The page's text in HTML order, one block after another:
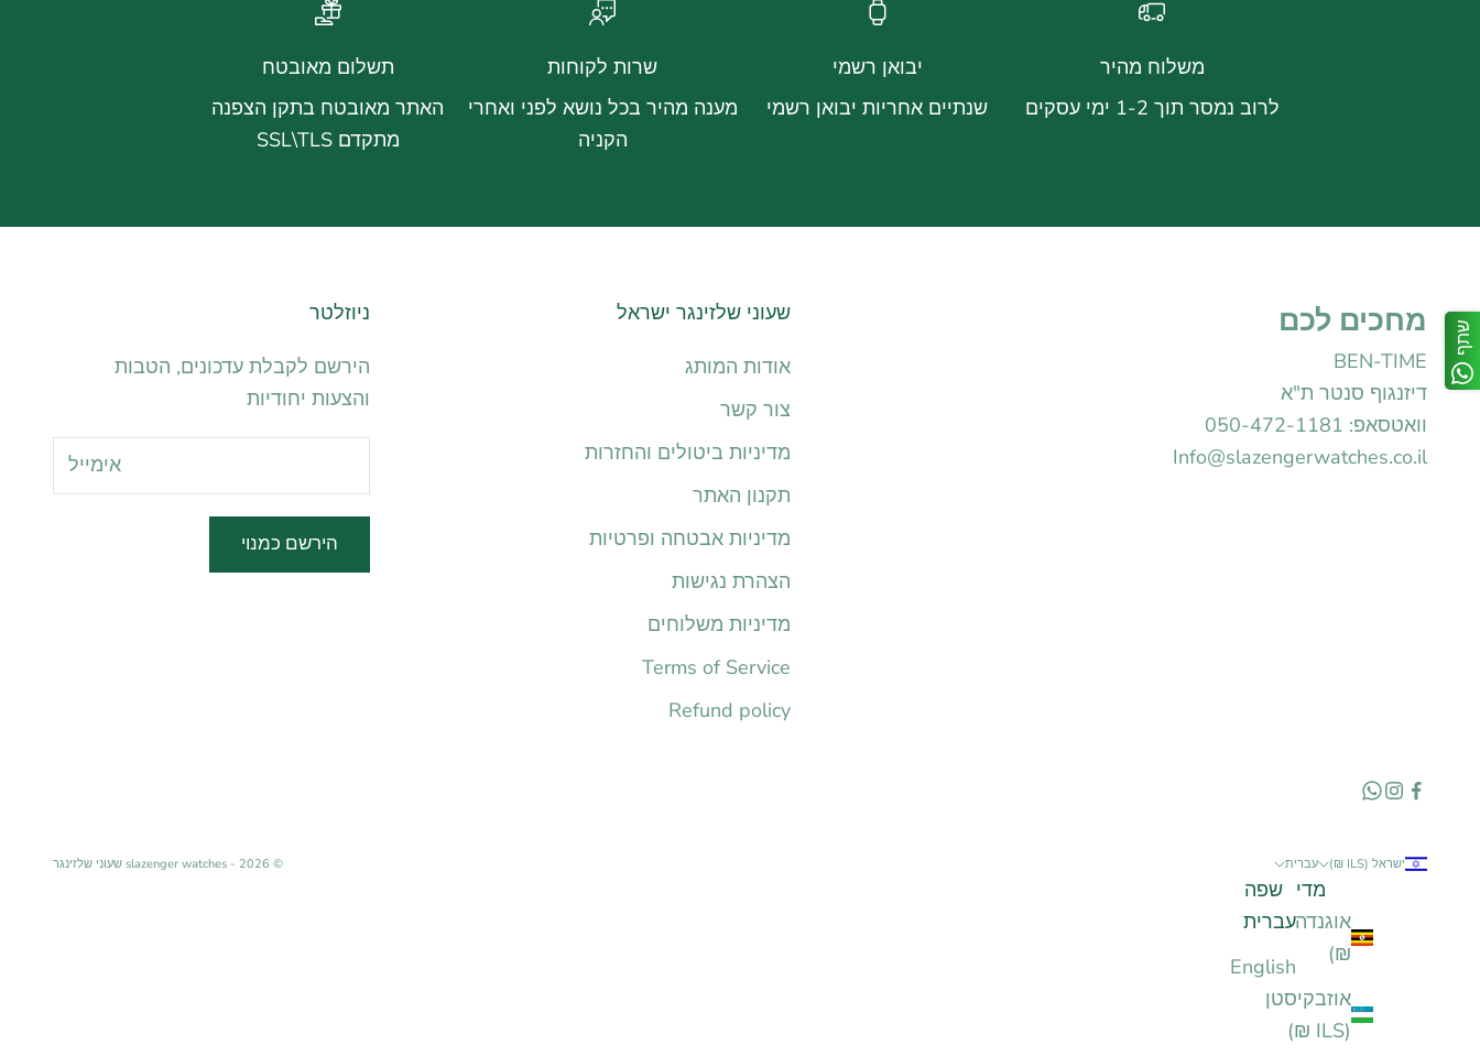
משלוח מהיר
לרוב נמסר תוך 1-2 ימי עסקים
יבואן רשמי
שנתיים אחריות יבואן רשמי
שרות לקוחות
מענה מהיר בכל נושא לפני ואחרי
הקניה
תשלום מאובטח
האתר מאובטח בתקן הצפנה
מתקדם SSL\TLS
מחכים לכם
BEN-TIME
דיזנגוף סנטר ת"א
וואטסאפ: 050-472-1181
Info@slazengerwatches.co.il
שעוני שלזינגר ישראל
אודות המותג
צור קשר
מדיניות ביטולים והחזרות
תקנון האתר
מדיניות אבטחה ופרטיות
הצהרת נגישות
מדיניות משלוחים
Terms of Service
Refund policy
ניוזלטר
הירשם לקבלת עדכונים, הטבות
והצעות יחודיות
הירשם כמנוי
ישראל (ILS ₪)
מדינה
אוגנדה (ILS
₪)
אוזבקיסטן
(ILS ₪)
עברית
שפה
עברית
English
© 2026 - slazenger watches שעוני שלזינגר
שתף